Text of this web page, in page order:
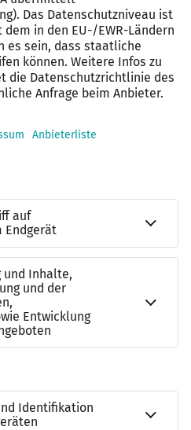
(z. B.
Sonderkonditionen für
weiter – als Teil
hohe
aus? Dann sollten wir uns
Team arbeitet
von Beginn an herzlich
Dann freuen wir uns
einschließlich
Wir bitten um Verständnis,
Berücksichtigung in
finden können.